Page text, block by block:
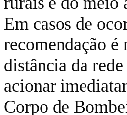
Em casos de
recomendação é
distância da
acionar
Corpo de